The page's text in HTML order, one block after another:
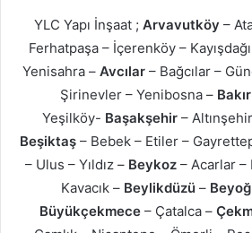
YLC Yapı İnşaat ; Arvavutköy –
Ferhatpaşa – İçerenköy –
Yenisahra – Avcılar– Bağcılar –
Şirinevler – Yenibosna –
Yeşilköy- Başakşehir –
Beşiktaş – Bebek – Etiler –
– Ulus – Yıldız – Beykoz – Acarlar –
Kavacık –Beylikdüzü–
Büyükçekmece– Çatalca –